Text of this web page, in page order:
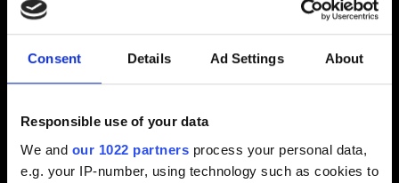
Consent Details Ad Settings About
Responsible use of your data
We and our 1022 partners process your personal data,
e.g. your IP-number, using technology such as cookies to
選擇【
透過受管理的資料
選擇【新增允許的應用程式】。
Bitdefender 使用者：